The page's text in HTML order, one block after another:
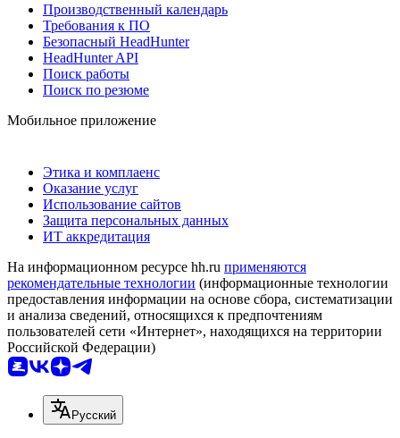
Производственный календарь
Требования к ПО
Безопасный HeadHunter
HeadHunter API
Поиск работы
Поиск по резюме
Мобильное приложение
Этика и комплаенс
Оказание услуг
Использование сайтов
Защита персональных данных
ИТ аккредитация
На информационном ресурсе hh.ru применяются
рекомендательные технологии (информационные технологии
предоставления информации на основе сбора, систематизации
и анализа сведений, относящихся к предпочтениям
пользователей сети «Интернет», находящихся на территории
Российской Федерации)
Русский